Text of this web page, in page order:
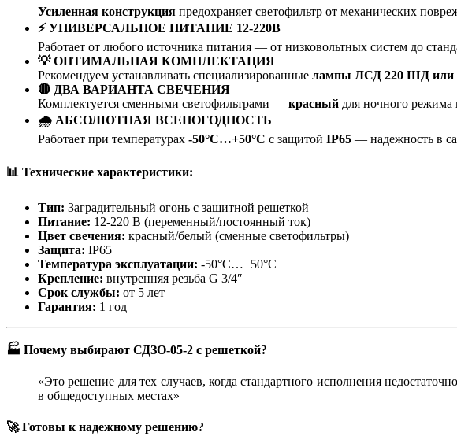
Усиленная конструкция предохраняет светофильтр от механических
⚡ УНИВЕРСАЛЬНОЕ ПИТАНИЕ 12-220В
Работает от любого источника питания — от низковольтных систем до
💡 ОПТИМАЛЬНАЯ КОМПЛЕКТАЦИЯ
Рекомендуем устанавливать специализированные лампы ЛСД 220 ШД
🔴 ДВА ВАРИАНТА СВЕЧЕНИЯ
Комплектуется сменными светофильтрами — красный для ночного режима
🌧️ АБСОЛЮТНАЯ ВСЕПОГОДНОСТЬ
Работает при температурах -50°C…+50°C с защитой IP65 — надежность в
📊 Технические характеристики:
Тип: Заградительный огонь с защитной решеткой
Питание: 12-220 В (переменный/постоянный ток)
Цвет свечения: красный/белый (сменные светофильтры)
Защита: IP65
Температура эксплуатации: -50°C…+50°C
Крепление: внутренняя резьба G 3/4″
Срок службы: от 5 лет
Гарантия: 1 год
🏭 Почему выбирают СДЗО-05-2 с решеткой?
«Это решение для тех случаев, когда стандартного исполнения
в общедоступных местах»
🚀 Готовы к надежному решению?